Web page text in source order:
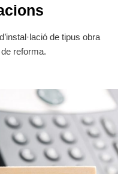
de tipus obra
reforma.